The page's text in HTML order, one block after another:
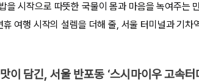
을 시작으로 따뜻한 국물이 몸과 마음을 녹여주는
휴 여행 시작의 설렘을 더해 줄, 서울 터미널과 기
이 담긴, 서울 반포동 ‘스시마이우 고속터